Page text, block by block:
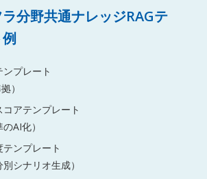
分野共通ナレッジRAGテ
ンプレート
）
アテンプレート
AI化）
ンプレート
別シナリオ生成）